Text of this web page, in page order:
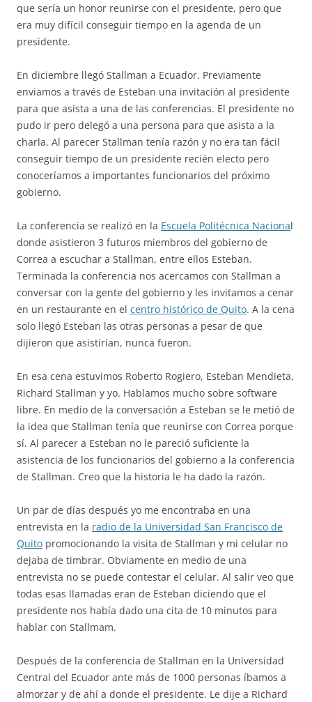
que sería un honor reunirse con el presidente, pero que
era muy difícil conseguir tiempo en la agenda de un
presidente.
En diciembre llegó Stallman a Ecuador. Previamente
enviamos a través de Esteban una invitación al presidente
para que asista a una de las conferencias. El presidente no
pudo ir pero delegó a una persona para que asista a la
charla. Al parecer Stallman tenía razón y no era tan fácil
conseguir tiempo de un presidente recién electo pero
conoceríamos a importantes funcionarios del próximo
gobierno.
La conferencia se realizó en la Escuela Politécnica Nacional
donde asistieron 3 futuros miembros del gobierno de
Correa a escuchar a Stallman, entre ellos Esteban.
Terminada la conferencia nos acercamos con Stallman a
conversar con la gente del gobierno y les invitamos a cenar
en un restaurante en el centro histórico de Quito. A la cena
solo llegó Esteban las otras personas a pesar de que
dijieron que asistirían, nunca fueron.
En esa cena estuvimos Roberto Rogiero, Esteban Mendieta,
Richard Stallman y yo. Hablamos mucho sobre software
libre. En medio de la conversación a Esteban se le metió de
la idea que Stallman tenía que reunirse con Correa porque
sí. Al parecer a Esteban no le pareció suficiente la
asistencia de los funcionarios del gobierno a la conferencia
de Stallman. Creo que la historia le ha dado la razón.
Un par de días después yo me encontraba en una
entrevista en la radio de la Universidad San Francisco de
Quito promocionando la visita de Stallman y mi celular no
dejaba de timbrar. Obviamente en medio de una
entrevista no se puede contestar el celular. Al salir veo que
todas esas llamadas eran de Esteban diciendo que el
presidente nos había dado una cita de 10 minutos para
hablar con Stallmam.
Después de la conferencia de Stallman en la Universidad
Central del Ecuador ante más de 1000 personas íbamos a
almorzar y de ahí a donde el presidente. Le dije a Richard